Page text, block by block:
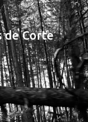
de Corte